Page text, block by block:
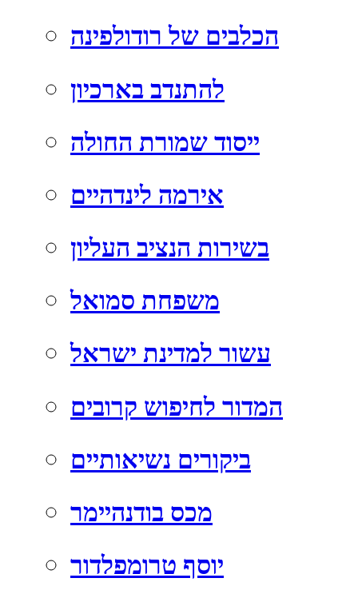
הכלבים של רודולפינה
להתנדב בארכיון
ייסוד שמורת החולה
אירמה לינדהיים
בשירות הנציב העליון
משפחת סמואל
עשור למדינת ישראל
המדור לחיפוש קרובים
ביקורים נשיאותיים
מכס בודנהיימר
יוסף טרומפלדור